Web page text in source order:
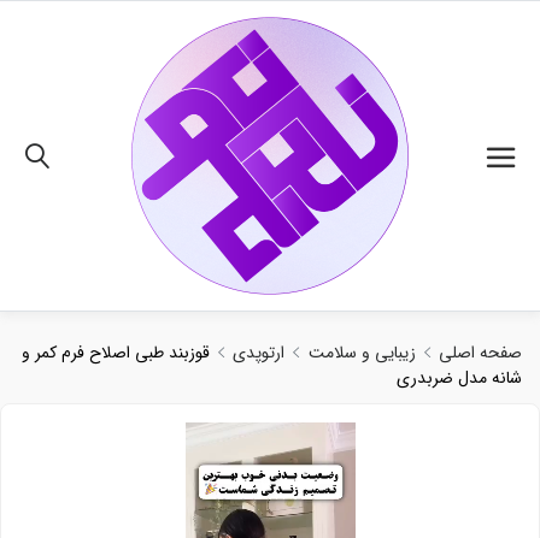
صفحه اصلی زیبایی و سلامت ارتوپدی
قوزبند طبی اصلاح فرم کمر و
شانه مدل ضربدری